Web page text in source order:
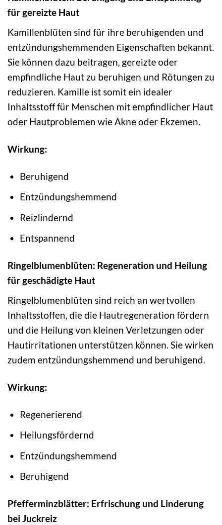
für gereizte Haut
Kamillenblüten sind für ihre beruhigenden und
entzündungshemmenden Eigenschaften bekannt.
Sie können dazu beitragen, gereizte oder
empfindliche Haut zu beruhigen und Rötungen zu
reduzieren. Kamille ist somit ein idealer
Inhaltsstoff für Menschen mit empfindlicher Haut
oder Hautproblemen wie Akne oder Ekzemen.
Wirkung:
Beruhigend
Entzündungshemmend
Reizlindernd
Entspannend
Ringelblumenblüten: Regeneration und Heilung
für geschädigte Haut
Ringelblumenblüten sind reich an wertvollen
Inhaltsstoffen, die die Hautregeneration fördern
und die Heilung von kleinen Verletzungen oder
Hautirritationen unterstützen können. Sie wirken
zudem entzündungshemmend und beruhigend.
Wirkung:
Regenerierend
Heilungsfördernd
Entzündungshemmend
Beruhigend
Pfefferminzblätter: Erfrischung und Linderung
bei Juckreiz